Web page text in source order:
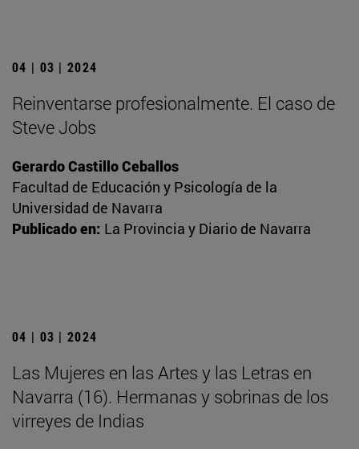
04 | 03 | 2024
Reinventarse profesionalmente. El caso de
Steve Jobs
Gerardo Castillo Ceballos
Facultad de Educación y Psicología de la
Universidad de Navarra
Publicado en: La Provincia y Diario de Navarra
04 | 03 | 2024
Las Mujeres en las Artes y las Letras en
Navarra (16). Hermanas y sobrinas de los
virreyes de Indias